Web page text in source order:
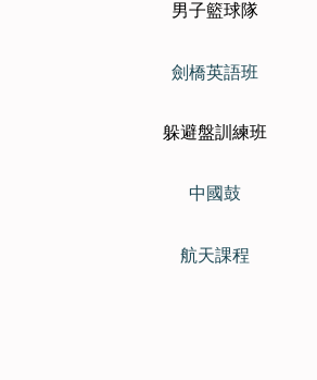
男子籃球隊
劍橋英語班
躲避盤訓練班
中國鼓
航天課程